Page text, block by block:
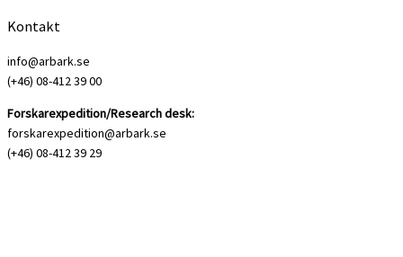
Kontakt
info@arbark.se
(+46) 08-412 39 00
Forskarexpedition/Research desk:
forskarexpedition@arbark.se
(+46) 08-412 39 29